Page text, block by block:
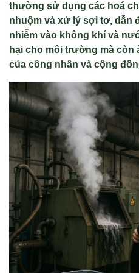
thường sử dụng các hoá
nhuộm và xử lý sợi tơ, dẫn
nhiễm vào không khí và
hại cho môi trường mà
của công nhân và cộng